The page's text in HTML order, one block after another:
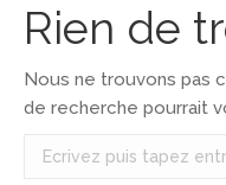
Rien de
Nous ne trouvons pas
de recherche pourrait
Search: